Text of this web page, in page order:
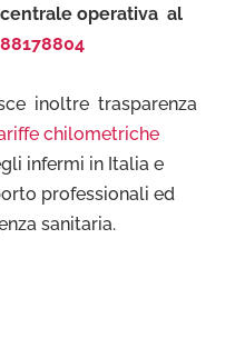
operativa al
inoltre trasparenza
chilometriche
infermi in Italia e
professionali ed
sanitaria.